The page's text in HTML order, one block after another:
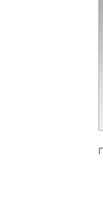
ванны